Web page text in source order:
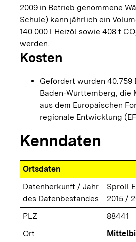
2009 in Betrieb genommene
Schule) kann jährlich ein
140.000 l Heizöl sowie 408 t CO
werden.
Kosten
Gefördert wurden 40.759
Baden-Württemberg, die
aus dem Europäischen
regionale Entwicklung
Kenndaten
Ortsdaten
Datenherkunft / Jahr
des Datenbestandes
Sproll
2015 /
PLZ
88441
Ort